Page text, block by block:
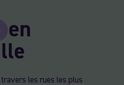
en
les rues les plus